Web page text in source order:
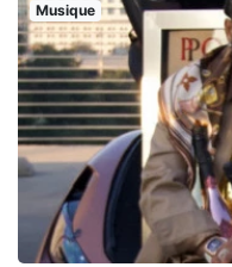
Musique